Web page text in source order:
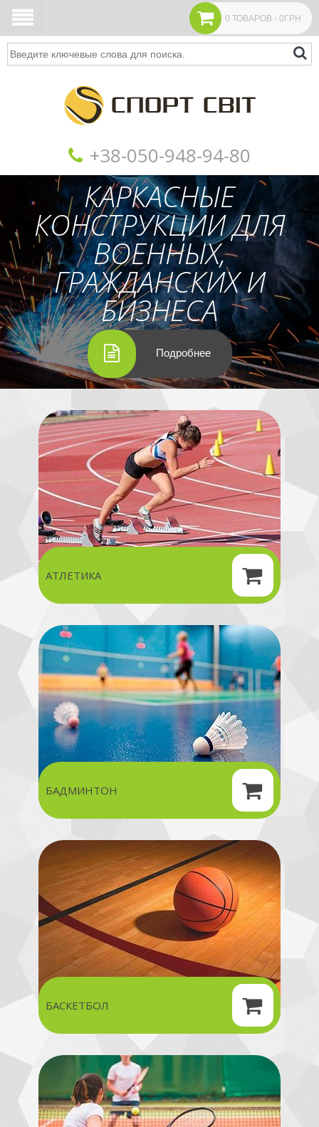
0 ТОВАРОВ - 0ГРН
Поиск
+38‎‎-050-948-94-80
КАРКАСНЫЕ
КОНСТРУКЦИИ ДЛЯ
ВОЕННЫХ,
ГРАЖДАНСКИХ И
БИЗНЕСА
Подробнее
АТЛЕТИКА
БАДМИНТОН
БАСКЕТБОЛ